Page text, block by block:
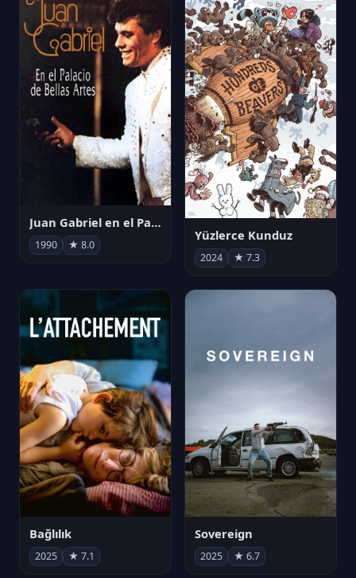
Juan Gabriel en el Palacio de Bellas Artes
1990 ★ 8.0
Yüzlerce Kunduz
2024 ★ 7.3
Bağlılık
2025 ★ 7.1
Sovereign
2025 ★ 6.7